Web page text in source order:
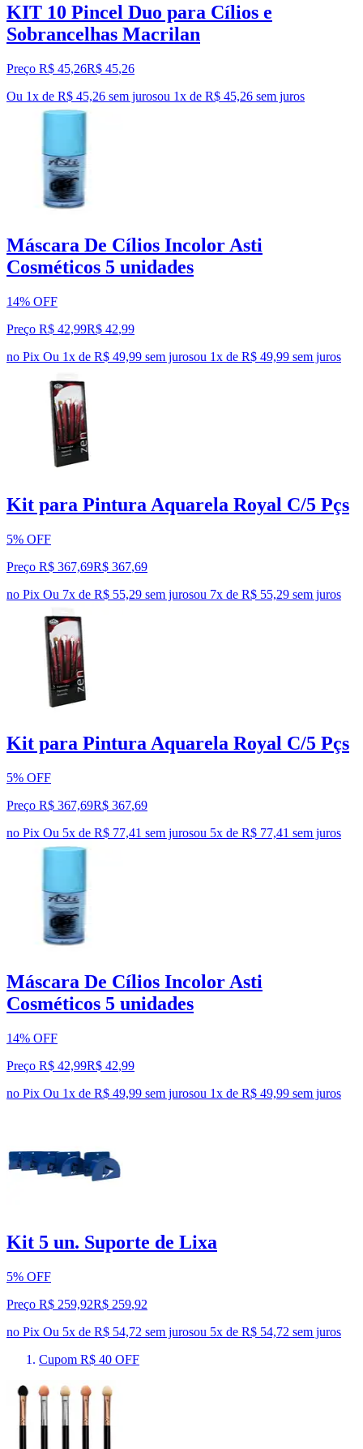
KIT 10 Pincel Duo para Cílios e
Sobrancelhas Macrilan
Preço R$ 45,26R$ 45,26
Ou 1x de R$ 45,26 sem jurosou 1x de R$ 45,26 sem juros
Máscara De Cílios Incolor Asti
Cosméticos 5 unidades
14% OFF
Preço R$ 42,99R$ 42,99
no Pix Ou 1x de R$ 49,99 sem jurosou 1x de R$ 49,99 sem juros
Kit para Pintura Aquarela Royal C/5 Pçs
5% OFF
Preço R$ 367,69R$ 367,69
no Pix Ou 7x de R$ 55,29 sem jurosou 7x de R$ 55,29 sem juros
Kit para Pintura Aquarela Royal C/5 Pçs
5% OFF
Preço R$ 367,69R$ 367,69
no Pix Ou 5x de R$ 77,41 sem jurosou 5x de R$ 77,41 sem juros
Máscara De Cílios Incolor Asti
Cosméticos 5 unidades
14% OFF
Preço R$ 42,99R$ 42,99
no Pix Ou 1x de R$ 49,99 sem jurosou 1x de R$ 49,99 sem juros
Kit 5 un. Suporte de Lixa
5% OFF
Preço R$ 259,92R$ 259,92
no Pix Ou 5x de R$ 54,72 sem jurosou 5x de R$ 54,72 sem juros
Cupom R$ 40 OFF